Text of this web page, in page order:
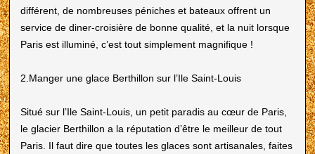
différent, de nombreuses péniches et bateaux offrent un
service de diner-croisière de bonne qualité, et la nuit lorsque
Paris est illuminé, c’est tout simplement magnifique !
2.Manger une glace Berthillon sur l’Ile Saint-Louis
Situé sur l’Ile Saint-Louis, un petit paradis au cœur de Paris,
le glacier Berthillon a la réputation d’être le meilleur de tout
Paris. Il faut dire que toutes les glaces sont artisanales, faites